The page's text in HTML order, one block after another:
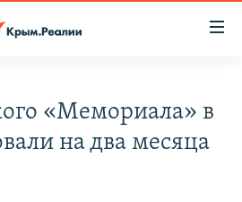
КРЫМА
«Мемориала» в
на два месяца